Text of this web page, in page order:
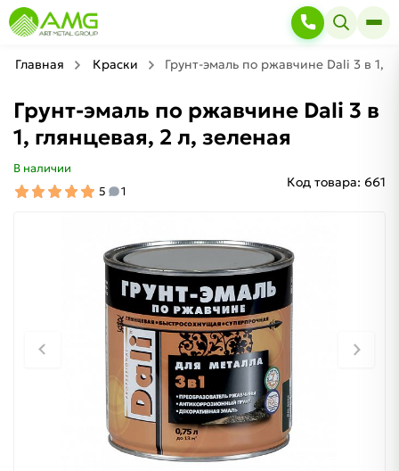
Главная Краски Грунт-эмаль по ржавчине Dali 3 в 1,
Грунт-эмаль по ржавчине Dali 3 в
1, глянцевая, 2 л, зеленая
В наличии
5
1
Код товара: 661